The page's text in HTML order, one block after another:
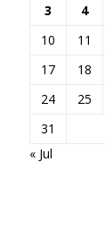
3
4
10
11
17
18
24
25
31
« Jul